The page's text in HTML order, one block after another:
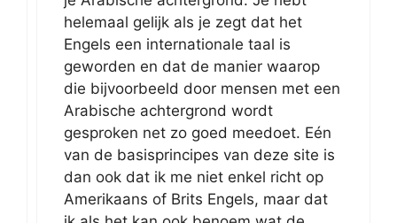
helemaal gelijk als je zegt dat het
Engels een internationale taal is
geworden en dat de manier waarop
die bijvoorbeeld door mensen met een
Arabische achtergrond wordt
gesproken net zo goed meedoet. Eén
van de basisprincipes van deze site is
dan ook dat ik me niet enkel richt op
Amerikaans of Brits Engels, maar dat